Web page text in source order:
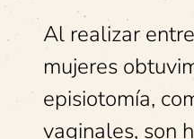
Al realizar
mujeres
episiotomía,
vaginales, son